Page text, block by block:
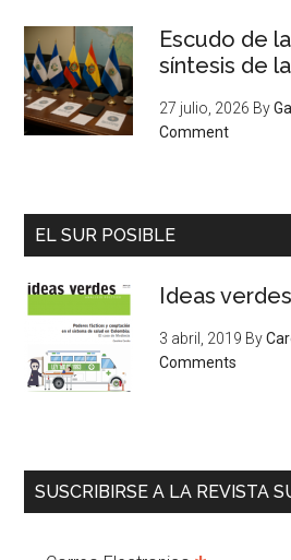
Escudo de
síntesis de
27 julio, 2026 By
Comment
EL SUR POSIBLE
Ideas verdes
3 abril, 2019 By
Comments
SUSCRIBIRSE A LA REVISTA